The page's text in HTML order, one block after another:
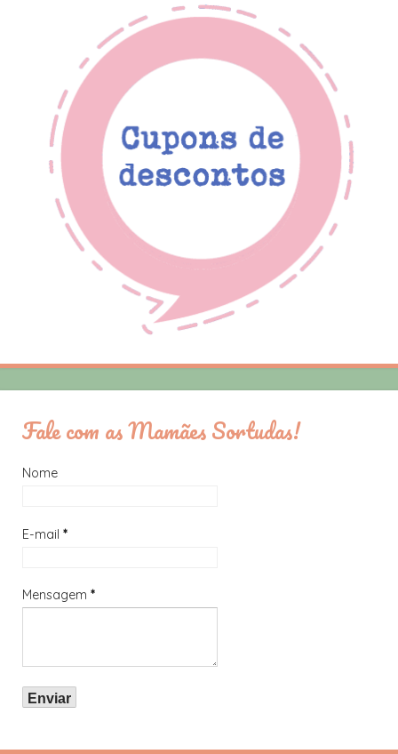
Fale com as Mamães Sortudas!
Nome
E-mail *
Mensagem *